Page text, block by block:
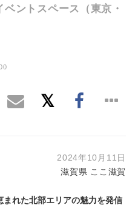
ントスペース（東京・
2024年10月11日
滋賀県 ここ滋賀
れた北部エリアの魅力を発信